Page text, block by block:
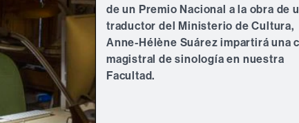
de un Premio Nacional a la obra de
traductor del Ministerio de Cultura,
Anne-Hélène Suárez impartirá una
magistral de sinología en nuestra
Facultad.